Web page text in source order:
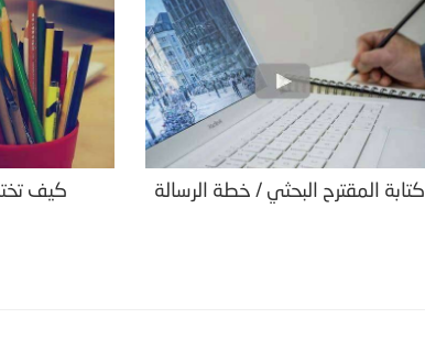
كتابة المقترح البحثي / خطة الرسالة كيف